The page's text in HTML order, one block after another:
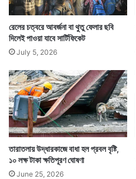
রেলের চত্বরে আবর্জনা বা থুতু ফেলার ছবি
দিলেই পাওয়া যাবে সার্টিফিকেট
July 5, 2026
তারাতলায় উদ্ধারকাজে বাধা হল প্রবল বৃষ্টি,
১০ লক্ষ টাকা ক্ষতিপূরণ ঘোষণা
June 25, 2026